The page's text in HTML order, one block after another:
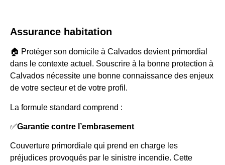
Assurance habitation
🏠 Protéger son domicile à Calvados devient primordial
dans le contexte actuel. Souscrire à la bonne protection à
Calvados nécessite une bonne connaissance des enjeux
de votre secteur et de votre profil.
La formule standard comprend :
✅Garantie contre l’embrasement
Couverture primordiale qui prend en charge les
préjudices provoqués par le sinistre incendie. Cette